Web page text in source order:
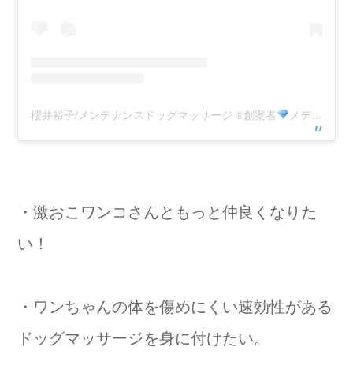
櫻井裕子/メンテナンスドッグマッサージ ®️創案者 メディカルドッグアロマブランド♚ルポデアンジュ(@appricie)がシェアした投稿
・激おこワンコさんともっと仲良くなりた
い！
・ワンちゃんの体を傷めにくい速効性がある
ドッグマッサージを身に付けたい。